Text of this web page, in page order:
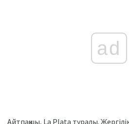
ad
Айтпақшы, La Plata туралы.